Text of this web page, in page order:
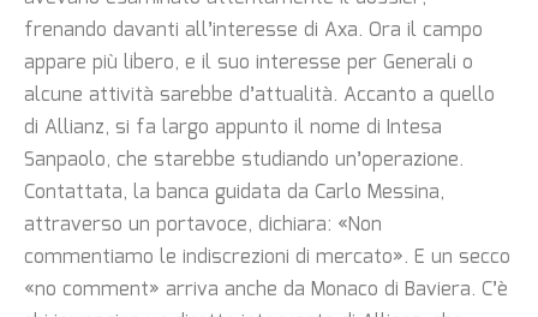
frenando davanti all’interesse di Axa. Ora il campo
appare più libero, e il suo interesse per Generali o
alcune attività sarebbe d’attualità. Accanto a quello
di Allianz, si fa largo appunto il nome di Intesa
Sanpaolo, che starebbe studiando un’operazione.
Contattata, la banca guidata da Carlo Messina,
attraverso un portavoce, dichiara: «Non
commentiamo le indiscrezioni di mercato». E un secco
«no comment» arriva anche da Monaco di Baviera. C’è